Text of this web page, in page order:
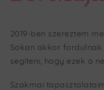
2019-ben szereztem
Sokan akkor fordulnak
segíteni, hogy ezek a
Szakmai